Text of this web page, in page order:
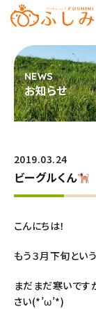
お知らせ
2019.03.24
ビーグルくん
こんにちは！
もう３月下旬とい
まだまだ寒いです
さい(*’ω’*)